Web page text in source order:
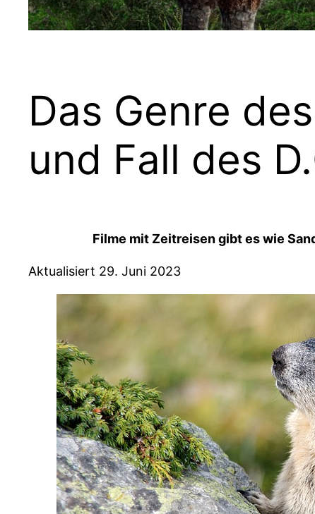
Das Genre
und Fall des
Filme mit Zeitreisen gibt es wie
Aktualisiert 29. Juni 2023